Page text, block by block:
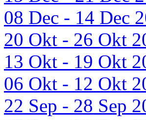
08 Dec - 14 Dec
20 Okt - 26 Okt
13 Okt - 19 Okt
06 Okt - 12 Okt
22 Sep - 28 Sep